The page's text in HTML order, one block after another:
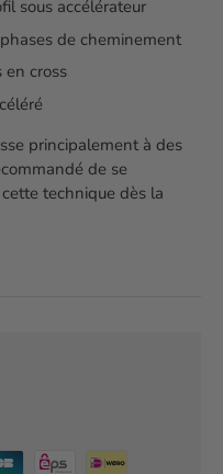
sous accélérateur
de cheminement
cross
principalement à des
de se
technique dès la